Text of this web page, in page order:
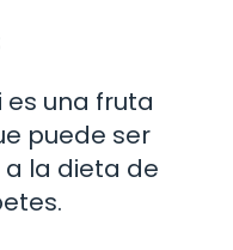
es una fruta
puede ser
la dieta de